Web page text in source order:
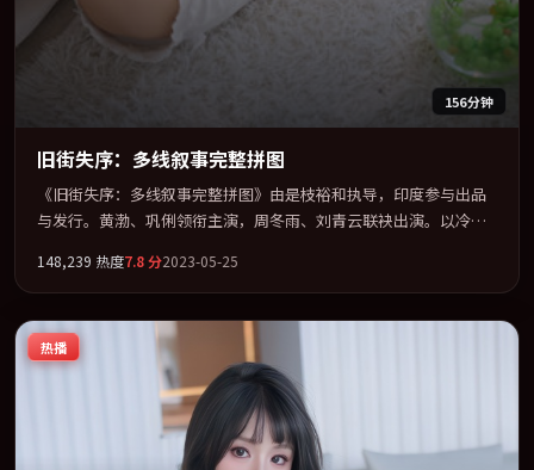
156分钟
旧街失序：多线叙事完整拼图
《旧街失序：多线叙事完整拼图》由是枝裕和执导，印度参与出品
与发行。黄渤、巩俐领衔主演，周冬雨、刘青云联袂出演。以冷峻
叙事、表演与视听上力求统一。定于 2023-10-21 在内地院线及主流
平台同步亮相，2023 年度话题片中口碑稳健，适合喜欢强情节与人
物弧光的观众完整观看。
148,239 热度7.8分2023-05-25
热播